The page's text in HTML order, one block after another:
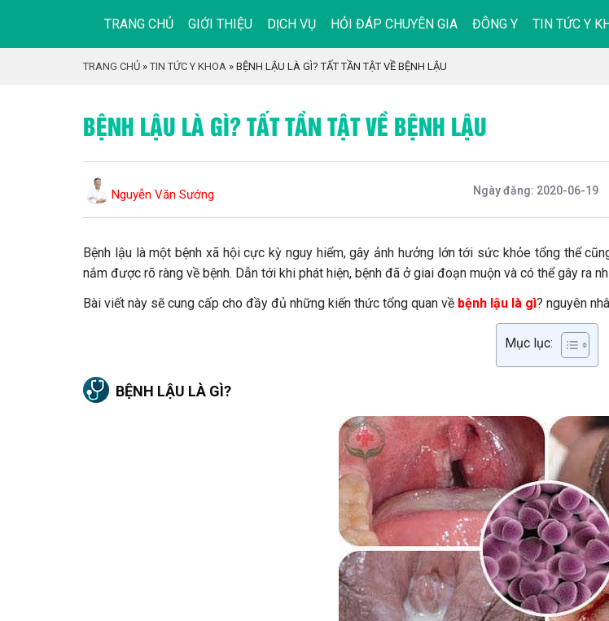
TRANG CHỦ GIỚI THIỆU DỊCH VỤ HỎI ĐÁP CHUYÊN GIA ĐÔNG Y TIN TỨC Y
TRANG CHỦ »TIN TỨC Y KHOA » BỆNH LẬU LÀ GÌ? TẤT TẦN TẬT VỀ BỆNH LẬU
BỆNH LẬU LÀ GÌ? TẤT TẦN TẬT VỀ BỆNH LẬU
Nguyễn Văn Sướng Ngày đăng: 2020-06-19
Bệnh lậu là một bệnh xã hội cực kỳ nguy hiểm, gây ảnh hưởng lớn tới sức khỏe tổng thể
nắm được rõ ràng về bệnh. Dẫn tới khi phát hiện, bệnh đã ở giai đoạn muộn và có thể gây ra
Bài viết này sẽ cung cấp cho đầy đủ những kiến thức tổng quan về bệnh lậu là gì? nguyên
Mục lục:
BỆNH LẬU LÀ GÌ?